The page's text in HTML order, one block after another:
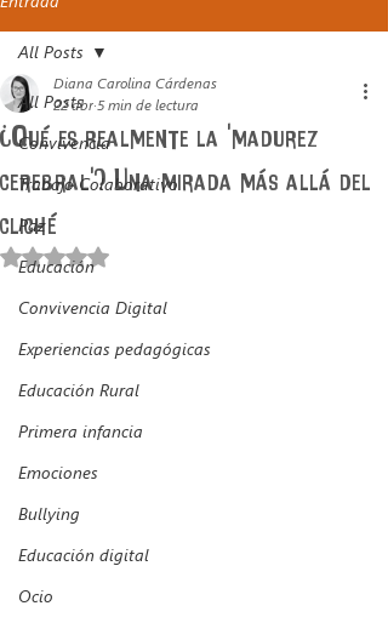
All Posts
Convivencia
Trabajo Colaborativo
Paz
Educación
Convivencia Digital
Experiencias pedagógicas
Educación Rural
Primera infancia
Emociones
Bullying
Educación digital
Ocio
All Posts
¿Qué es realmente la 'madurez
cerebral'? Una mirada más allá del
cliché
Diana Carolina Cárdenas
22 abr 5 min de lectura
Obtuvo NaN de 5 estrellas.